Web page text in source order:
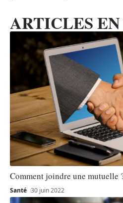
ARTICLES
Comment joindre une mutuelle
Santé 30 juin 2022